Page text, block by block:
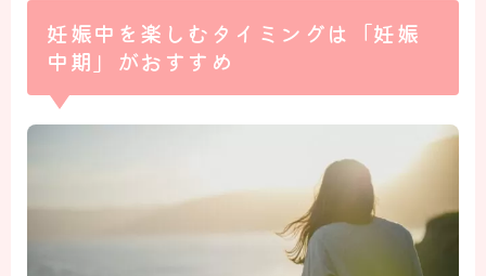
妊娠中を楽しむタイミングは「妊娠
中期」がおすすめ